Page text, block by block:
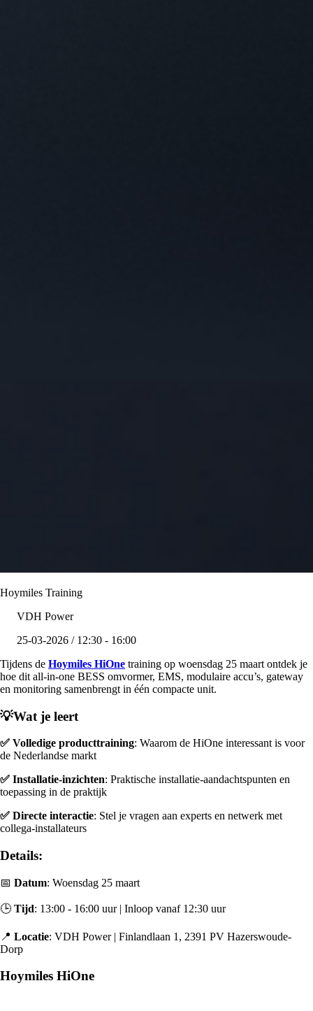
Hoymiles Training
VDH Power
25-03-2026 / 12:30 - 16:00
Tijdens de Hoymiles HiOne training op woensdag 25 maart ontdek je
hoe dit all-in-one BESS omvormer, EMS, modulaire accu’s, gateway
en monitoring samenbrengt in één compacte unit.
💡Wat je leert
✅ Volledige producttraining: Waarom de HiOne interessant is voor
de Nederlandse markt
✅ Installatie-inzichten: Praktische installatie-aandachtspunten en
toepassing in de praktijk
✅ Directe interactie: Stel je vragen aan experts en netwerk met
collega-installateurs
Details:
📅 Datum: Woensdag 25 maart
🕒 Tijd: 13:00 - 16:00 uur | Inloop vanaf 12:30 uur
📍 Locatie: VDH Power | Finlandlaan 1, 2391 PV Hazerswoude-
Dorp
Hoymiles HiOne